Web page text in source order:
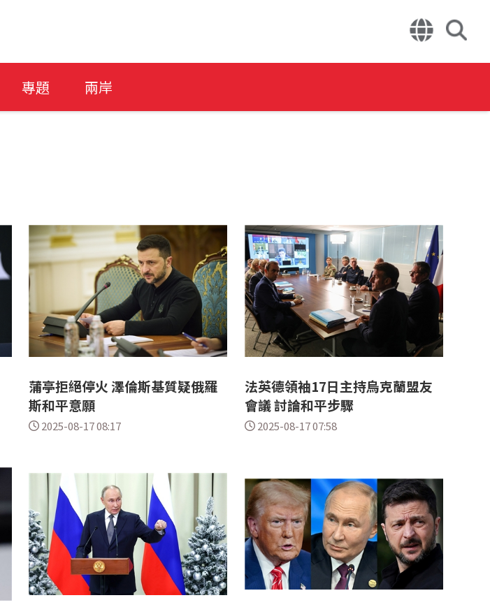
專題 兩岸
蒲亭拒絕停火 澤倫斯基質疑俄羅
斯和平意願
2025-08-17 08:17
法英德領袖17日主持烏克蘭盟友
會議 討論和平步驟
2025-08-17 07:58